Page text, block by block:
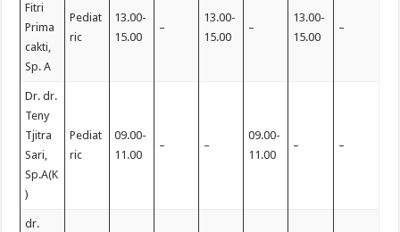
Fitri
Prima
cakti,
Sp. A
Pediat
ric
13.00-
15.00
–
13.00-
15.00
–
13.00-
15.00
–
Dr. dr.
Teny
Tjitra
Sari,
Sp.A(K
)
Pediat
ric
09.00-
11.00
– –
09.00-
11.00
– –
dr.